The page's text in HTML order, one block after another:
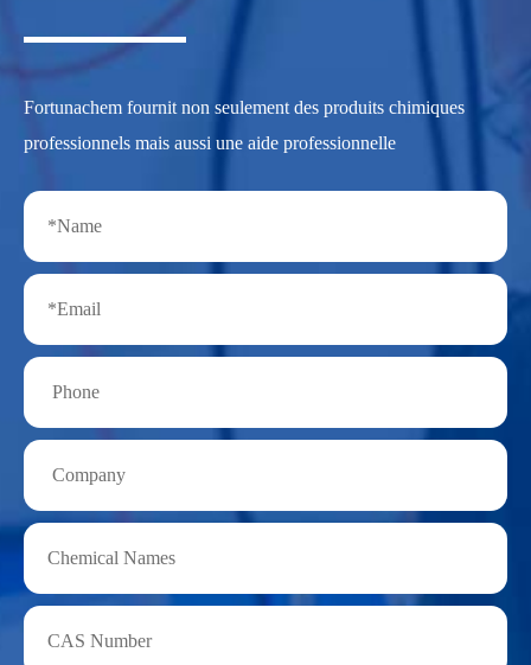
Fortunachem fournit non seulement des produits chimiques
professionnels mais aussi une aide professionnelle